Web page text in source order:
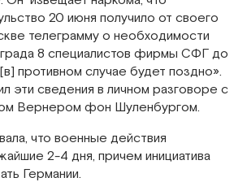
20 июня получило от своего
телеграмму о необходимости
8 специалистов фирмы СФГ до
противном случае будет поздно».
эти сведения в личном разговоре с
Вернером фон Шуленбургом.
что военные действия
2-4 дня, причем инициатива
Германии.